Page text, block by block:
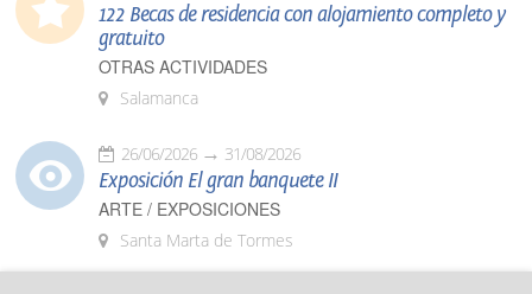
122 Becas de residencia con alojamiento completo y
gratuito
OTRAS ACTIVIDADES
Salamanca
26/06/2026 31/08/2026
Exposición El gran banquete II
ARTE / EXPOSICIONES
Santa Marta de Tormes